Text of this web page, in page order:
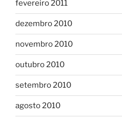
fevereiro 2011
dezembro 2010
novembro 2010
outubro 2010
setembro 2010
agosto 2010